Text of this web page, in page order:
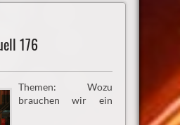
176
Themen: Wozu
brauchen wir ein